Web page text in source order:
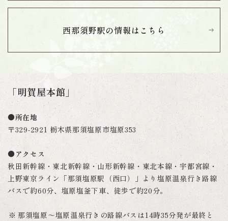
西那須野駅の情報は こちら
「明賀屋本館」
●所在地
〒329-2921 栃木県那須塩原市塩原353
●アクセス
秋田新幹線・東北新幹線・山形新幹線・東北本線・宇都宮線・
上野東京ライン「那須塩原駅（西口）」より塩原温泉行き路線
バスで約60分、塩原塩釜下車、徒歩で約20分。
那須塩原～塩原温泉行きの路線バスは14時35分発が最終と